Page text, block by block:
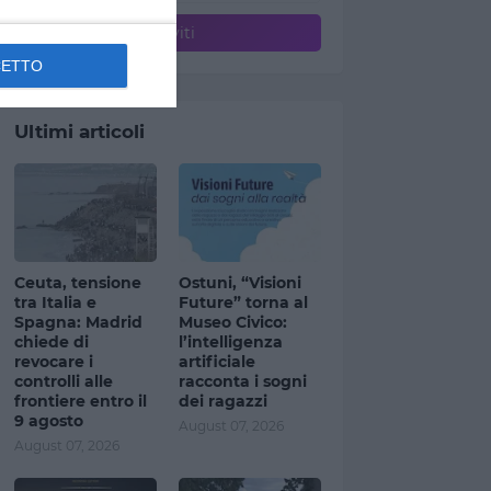
Ultimi articoli
Ceuta, tensione
tra Italia e
Spagna: Madrid
chiede di
revocare i
controlli alle
frontiere entro il
9 agosto
August 07, 2026
Ostuni, “Visioni
Future” torna al
Museo Civico:
l’intelligenza
artificiale
racconta i sogni
dei ragazzi
August 07, 2026